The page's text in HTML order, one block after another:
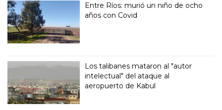
Entre Ríos: murió un niño de ocho
años con Covid
Los talibanes mataron al "autor
intelectual" del ataque al
aeropuerto de Kabul